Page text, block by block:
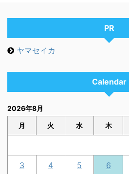
PR
ヤマセイカ
Calendar
2026年8月
月 火 水 木
3 4 5 6